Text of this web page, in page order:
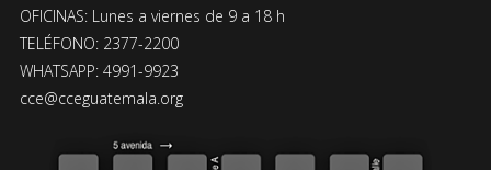
OFICINAS: Lunes a viernes de 9 a 18 h
TELÉFONO: 2377-2200
WHATSAPP: 4991-9923
cce@cceguatemala.org